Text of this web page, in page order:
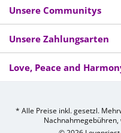
Unsere Communitys
Unsere Zahlungsarten
Love, Peace and
* Alle Preise inkl. gesetzl.